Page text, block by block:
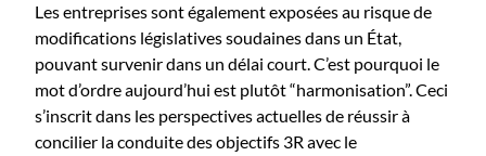
Les entreprises sont également exposées au risque de
modifications législatives soudaines dans un État,
pouvant survenir dans un délai court. C’est pourquoi le
mot d’ordre aujourd’hui est plutôt “harmonisation”. Ceci
s’inscrit dans les perspectives actuelles de réussir à
concilier la conduite des objectifs 3R avec le